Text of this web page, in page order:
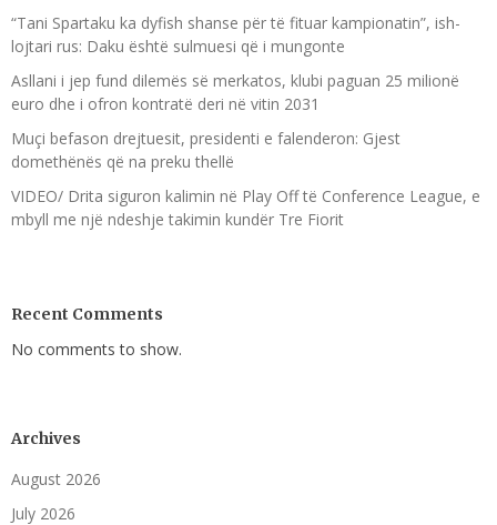
“Tani Spartaku ka dyfish shanse për të fituar kampionatin”, ish-
lojtari rus: Daku është sulmuesi që i mungonte
Asllani i jep fund dilemës së merkatos, klubi paguan 25 milionë
euro dhe i ofron kontratë deri në vitin 2031
Muçi befason drejtuesit, presidenti e falenderon: Gjest
domethënës që na preku thellë
VIDEO/ Drita siguron kalimin në Play Off të Conference League, e
mbyll me një ndeshje takimin kundër Tre Fiorit
Recent Comments
No comments to show.
Archives
August 2026
July 2026